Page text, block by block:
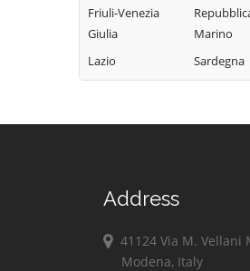
Friuli-Venezia
Giulia
Lazio
Marino
Sardegna
Address
41124 Via M. Vellani
Modena, Italy